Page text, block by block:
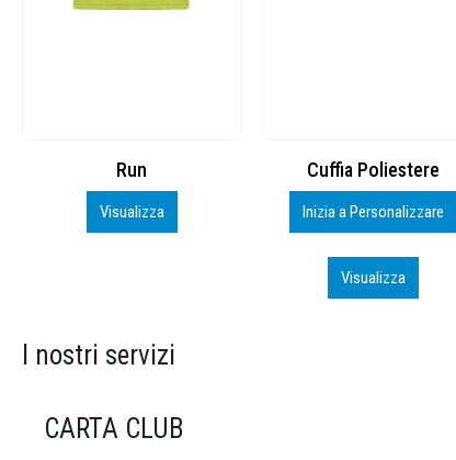
Cuffia Poliestere
Inizia a Personalizzare
BS600 – 5139960
Personalizza
Visualizza
I nostri servizi
CARTA CLUB